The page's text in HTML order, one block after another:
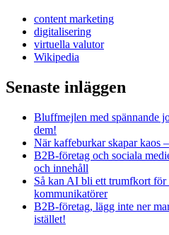
content marketing
digitalisering
virtuella valutor
Wikipedia
Senaste inläggen
Bluffmejlen med spännande
dem!
När kaffeburkar skapar kaos
B2B-företag och sociala
och innehåll
Så kan AI bli ett trumfkort för
kommunikatörer
B2B-företag, lägg inte ner
istället!